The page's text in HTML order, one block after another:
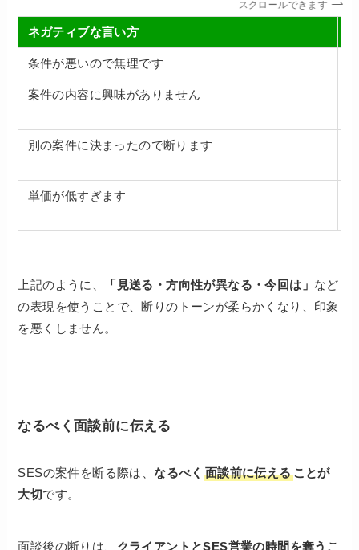
スクロールできます
ネガティブな言い方
条件が悪いので無理です
案件の内容に興味がありません
別の案件に決まったので断ります
単価が低すぎます
上記のように、 「見送る・方向性が異なる・今回は」 など
の表現を使うことで、断りのトーンが柔らかくなり、印象
を悪くしません。
なるべく面談前に伝える
SESの案件を断る際は、なるべく 面談前に伝えることが
大切です。
面談後の断りは、 クライアントとSES営業の時間を奪うこ